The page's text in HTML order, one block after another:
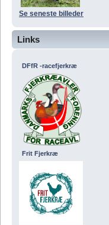
Se seneste billeder
Links
DFfR -racefjerkræ
Frit Fjerkræ